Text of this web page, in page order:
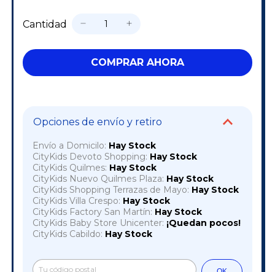
Cantidad
Opciones de envío y retiro
Envío a Domicilo: Hay Stock
CityKids Devoto Shopping: Hay Stock
CityKids Quilmes: Hay Stock
CityKids Nuevo Quilmes Plaza: Hay Stock
CityKids Shopping Terrazas de Mayo: Hay Stock
CityKids Villa Crespo: Hay Stock
CityKids Factory San Martín: Hay Stock
CityKids Baby Store Unicenter: ¡Quedan pocos!
CityKids Cabildo: Hay Stock
Entregas para el CP: Cambiar CP